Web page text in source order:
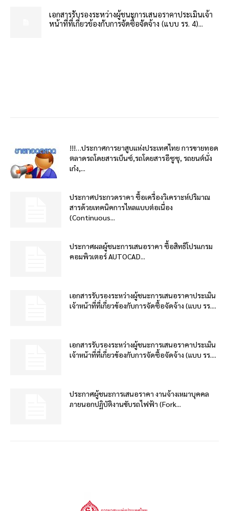
เอกสารรับรองระหว่างผู้ชนะการเสนอราคาประเมินเจ้า
หน้าที่ที่เกี่ยวข้องกับการจัดซื้อจัดจ้าง (แบบ รร. 4)...
!!!…ประกาศการยาสูบแห่งประเทศไทย การขายทอด
ตลาดรถโดยสารเบ็นซ์,รถโดยสารอีซูซุ, รถยนต์นั่ง
เก๋ง,...
ประกาศประกวดราคา ซื้อเครื่องวิเคราะห์ปริมาณ
สารด้วยเทคนิคการไหลแบบต่อเนื่อง
(Continuous...
ประกาศผลผู้ชนะการเสนอราคา ซื้อสิทธิโปรแกรม
คอมพิวเตอร์ AUTOCAD...
เอกสารรับรองระหว่างผู้ชนะการเสนอราคาประเมิน
เจ้าหน้าที่ที่เกี่ยวข้องกับการจัดซื้อจัดจ้าง (แบบ รร....
เอกสารรับรองระหว่างผู้ชนะการเสนอราคาประเมิน
เจ้าหน้าที่ที่เกี่ยวข้องกับการจัดซื้อจัดจ้าง (แบบ รร....
ประกาศผู้ชนะการเสนอราคา งานจ้างเหมาบุคคล
ภายนอกปฏิบัติงานขับรถไฟฟ้า (Fork...